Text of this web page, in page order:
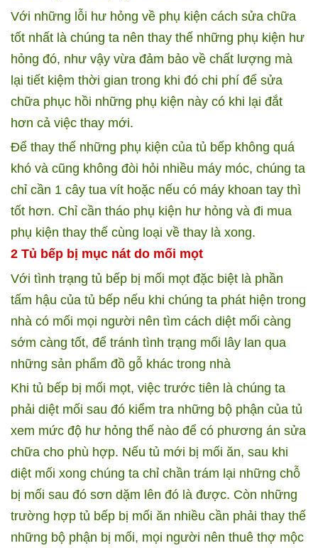
Với những lỗi hư hỏng về phụ kiện cách sửa chữa
tốt nhất là chúng ta nên thay thế những phụ kiện hư
hỏng đó, như vậy vừa đảm bảo về chất lượng mà
lại tiết kiệm thời gian trong khi đó chi phí để sửa
chữa phục hồi những phụ kiện này có khi lại đắt
hơn cả việc thay mới.
Để thay thế những phụ kiện của tủ bếp không quá
khó và cũng không đòi hỏi nhiều máy móc, chúng ta
chỉ cần 1 cây tua vít hoặc nếu có máy khoan tay thì
tốt hơn. Chỉ cần tháo phụ kiện hư hỏng và đi mua
phụ kiện thay thế cùng loại về thay là xong.
2 Tủ bếp bị mục nát do mối mọt
Với tình trạng tủ bếp bị mối mọt đặc biệt là phần
tấm hậu của tủ bếp nếu khi chúng ta phát hiện trong
nhà có mối mọi người nên tìm cách diệt mối càng
sớm càng tốt, để tránh tình trạng mối lây lan qua
những sản phẩm đồ gỗ khác trong nhà
Khi tủ bếp bị mối mọt, việc trước tiên là chúng ta
phải diệt mối sau đó kiểm tra những bộ phận của tủ
xem mức độ hư hỏng thế nào để có phương án sửa
chữa cho phù hợp. Nếu tủ mới bị mối ăn, sau khi
diệt mối xong chúng ta chỉ chần trám lại những chỗ
bị mối sau đó sơn dặm lên đó là được. Còn những
trường hợp tủ bếp bị mối ăn nhiều cần phải thay thế
những bộ phận bị mối, mọi người nên thuê thợ mộc